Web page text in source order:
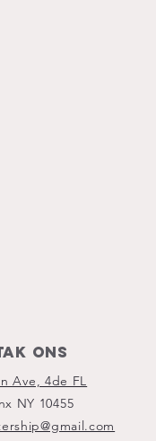
Ons
Ave, 4de FL
NY 10455